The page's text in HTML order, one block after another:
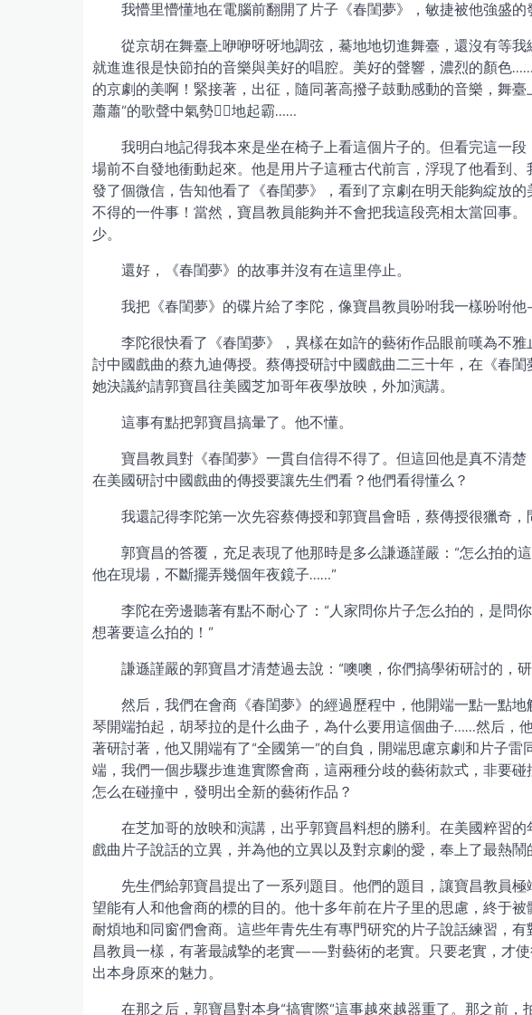
我懵里懵懂地在電腦前翻開了片子《春閨夢》，敏捷被他強盛的
從京胡在舞臺上咿咿呀呀地調弦，驀地地切進舞臺，還沒有等
就進進很是快節拍的音樂與美好的唱腔。美好的聲響，濃烈的顏色
的京劇的美啊！緊接著，出征，隨同著高撥子鼓動感動的音樂，舞
蕭蕭”的歌聲中氣勢地起霸……
我明白地記得我本來是坐在椅子上看這個片子的。但看完這一
場前不自發地衝動起來。他是用片子這種古代前言，浮現了他看到
發了個微信，告知他看了《春閨夢》，看到了京劇在明天能夠綻放
不得的一件事！當然，寶昌教員能夠并不會把我這段亮相太當回事
少。
還好，《春閨夢》的故事并沒有在這里停止。
我把《春閨夢》的碟片給了李陀，像寶昌教員吩咐我一樣吩咐
李陀很快看了《春閨夢》，異樣在如許的藝術作品眼前嘆為不
討中國戲曲的蔡九迪傳授。蔡傳授研討中國戲曲二三十年，在《春
她決議約請郭寶昌往美國芝加哥年夜學放映，外加演講。
這事有點把郭寶昌搞暈了。他不懂。
寶昌教員對《春閨夢》一貫自信得不得了。但這回他是真不清
在美國研討中國戲曲的傳授要讓先生們看？他們看得懂么？
我還記得李陀第一次先容蔡傳授和郭寶昌會晤，蔡傳授很獵奇，
郭寶昌的答覆，充足表現了他那時是多么謙遜謹嚴：“怎么拍的
他在現場，不斷擺弄幾個年夜鏡子……”
李陀在旁邊聽著有點不耐心了：“人家問你片子怎么拍的，是問
想著要這么拍的！”
謙遜謹嚴的郭寶昌才清楚過去說：“噢噢，你們搞學術研討的，
然后，我們在會商《春閨夢》的經過歷程中，他開端一點一點
琴開端拍起，胡琴拉的是什么曲子，為什么要用這個曲子……然后，
著研討著，他又開端有了“全國第一”的自負，開端思慮京劇和片子
端，我們一個步驟步進進實際會商，這兩種分歧的藝術款式，非要碰
怎么在碰撞中，發明出全新的藝術作品？
在芝加哥的放映和演講，出乎郭寶昌料想的勝利。在美國粹習
戲曲片子說話的立異，并為他的立異以及對京劇的愛，奉上了最熱鬧
先生們給郭寶昌提出了一系列題目。他們的題目，讓寶昌教
望能有人和他會商的標的目的。他十多年前在片子里的思慮，終于
耐煩地和同窗們會商。這些年青先生有專門研究的片子說話練習，
昌教員一樣，有著最誠摯的老實——對藝術的老實。只要老實，才
出本身原來的魅力。
在那之后，郭寶昌對本身“搞實際”這事越來越器重了。那之前